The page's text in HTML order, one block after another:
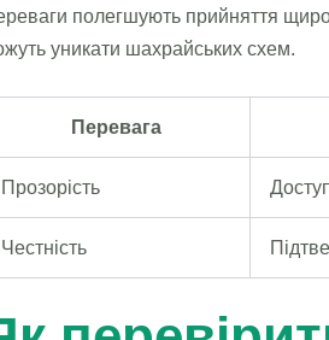
полегшують прийняття
уникати шахрайських схем.
Перевага
Прозорість
Честність